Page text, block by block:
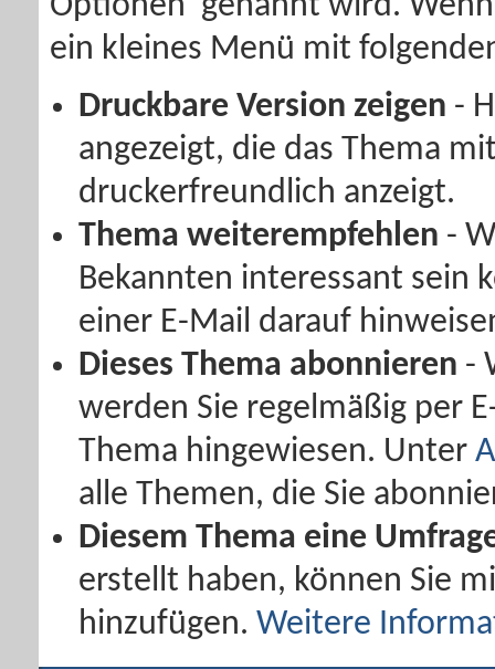
ein kleines Menü mit
Druckbare Version zeigen -
angezeigt, die das Thema
druckerfreundlich anzeigt.
Thema weiterempfehlen -
Bekannten interessant sein
einer E-Mail darauf
Dieses Thema abonnieren -
werden Sie regelmäßig per
Thema hingewiesen. Unter
alle Themen, die Sie
Diesem Thema eine
erstellt haben, können Sie
hinzufügen. Weitere